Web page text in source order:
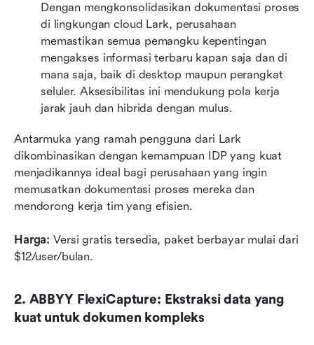
Dengan mengkonsolidasikan dokumentasi proses
di lingkungan cloud Lark, perusahaan
memastikan semua pemangku kepentingan
mengakses informasi terbaru kapan saja dan di
mana saja, baik di desktop maupun perangkat
seluler. Aksesibilitas ini mendukung pola kerja
jarak jauh dan hibrida dengan mulus.
Antarmuka yang ramah pengguna dari Lark
dikombinasikan dengan kemampuan IDP yang kuat
menjadikannya ideal bagi perusahaan yang ingin
memusatkan dokumentasi proses mereka dan
mendorong kerja tim yang efisien.
Harga: Versi gratis tersedia, paket berbayar mulai dari
$12/user/bulan.
2. ABBYY FlexiCapture: Ekstraksi data yang
kuat untuk dokumen kompleks